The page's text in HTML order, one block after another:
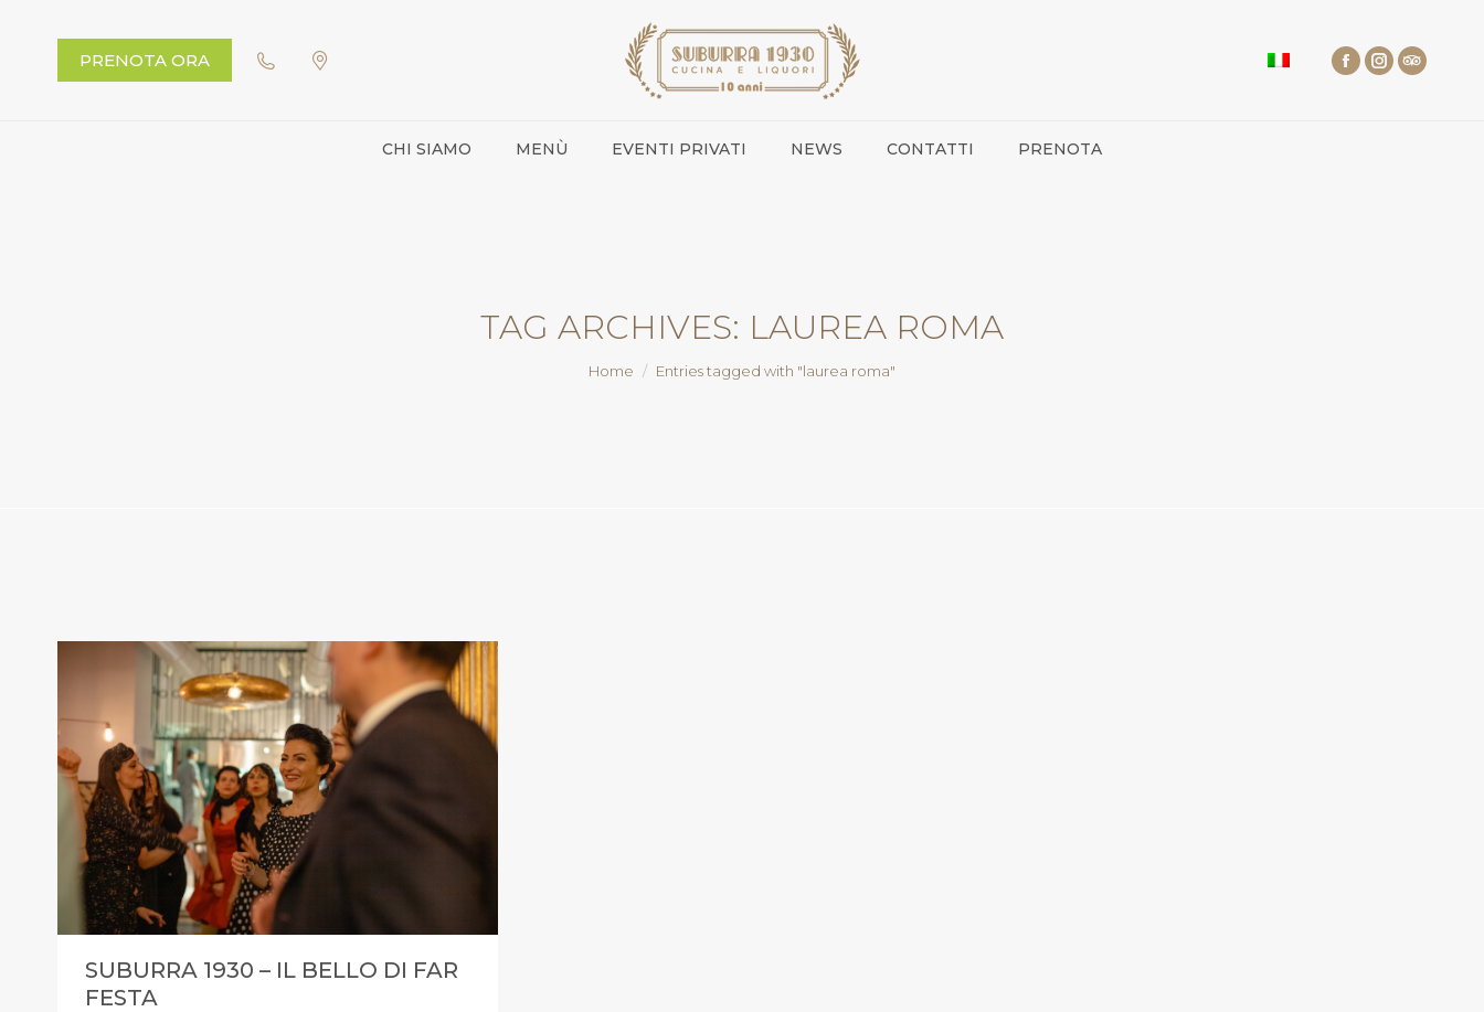
PRENOTA ORA
CHI SIAMO MENÙ EVENTI PRIVATI NEWS CONTATTI PRENOTA
TAG ARCHIVES: LAUREA ROMA
You are here:
Home Entries tagged with "laurea roma"
SUBURRA 1930 – IL BELLO DI FAR
FESTA